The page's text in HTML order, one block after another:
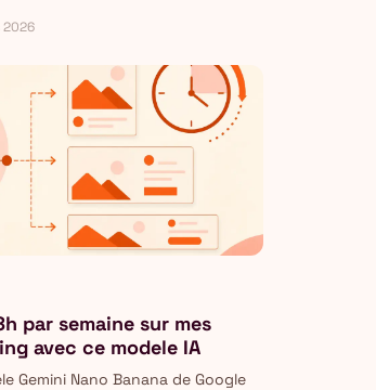
2026
par semaine sur mes
avec ce modele IA
Gemini Nano Banana de Google